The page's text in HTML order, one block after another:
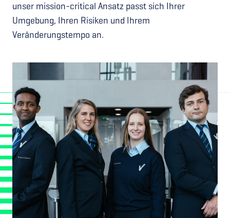
unser mission-critical Ansatz passt sich Ihrer
Umgebung, Ihren Risiken und Ihrem
Veränderungstempo an.